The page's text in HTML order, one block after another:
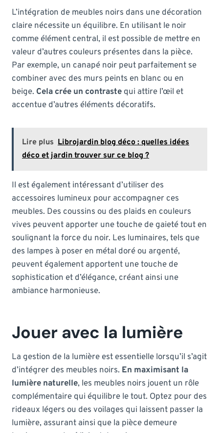
L’intégration de meubles noirs dans une décoration
claire nécessite un équilibre. En utilisant le noir
comme élément central, il est possible de mettre en
valeur d’autres couleurs présentes dans la pièce.
Par exemple, un canapé noir peut parfaitement se
combiner avec des murs peints en blanc ou en
beige. Cela crée un contraste qui attire l’œil et
accentue d’autres éléments décoratifs.
Lire plus Librojardin blog déco : quelles idées
déco et jardin trouver sur ce blog ?
Il est également intéressant d’utiliser des
accessoires lumineux pour accompagner ces
meubles. Des coussins ou des plaids en couleurs
vives peuvent apporter une touche de gaieté tout en
soulignant la force du noir. Les luminaires, tels que
des lampes à poser en métal doré ou argenté,
peuvent également apportent une touche de
sophistication et d’élégance, créant ainsi une
ambiance harmonieuse.
Jouer avec la lumière
La gestion de la lumière est essentielle lorsqu’il s’agit
d’intégrer des meubles noirs. En maximisant la
lumière naturelle, les meubles noirs jouent un rôle
complémentaire qui équilibre le tout. Optez pour des
rideaux légers ou des voilages qui laissent passer la
lumière, assurant ainsi que la pièce demeure